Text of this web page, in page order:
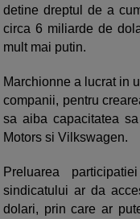
detine dreptul de a
circa 6 miliarde de
mult mai putin.
Marchionne a lucrat in
companii, pentru
sa aiba capacitatea
Motors si Vilkswagen.
Preluarea
sindicatului ar da
dolari, prin care ar